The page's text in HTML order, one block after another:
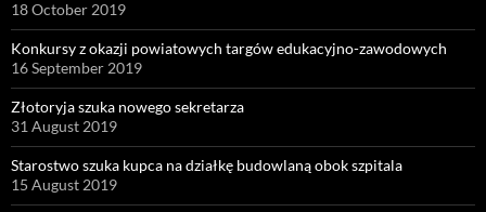
18 October 2019
Konkursy z okazji powiatowych targów edukacyjno-zawodowych
16 September 2019
Złotoryja szuka nowego sekretarza
31 August 2019
Starostwo szuka kupca na działkę budowlaną obok szpitala
15 August 2019